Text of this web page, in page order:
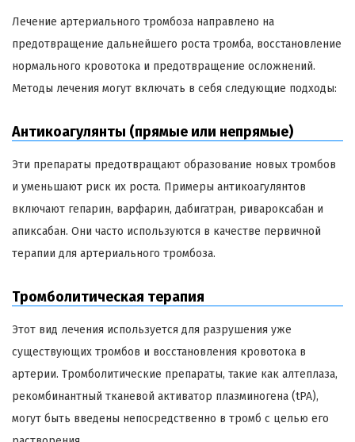
Лечение артериального тромбоза направлено на
предотвращение дальнейшего роста тромба, восстановление
нормального кровотока и предотвращение осложнений.
Методы лечения могут включать в себя следующие подходы:
Антикоагулянты (прямые или непрямые)
Эти препараты предотвращают образование новых тромбов
и уменьшают риск их роста. Примеры антикоагулянтов
включают гепарин, варфарин, дабигатран, ривароксабан и
апиксабан. Они часто используются в качестве первичной
терапии для артериального тромбоза.
Тромболитическая терапия
Этот вид лечения используется для разрушения уже
существующих тромбов и восстановления кровотока в
артерии. Тромболитические препараты, такие как алтеплаза,
рекомбинантный тканевой активатор плазминогена (tPA),
могут быть введены непосредственно в тромб с целью его